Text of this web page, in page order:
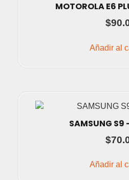
MOTOROLA E6
$
Añadir al
SAMSUNG S9
$
Añadir al